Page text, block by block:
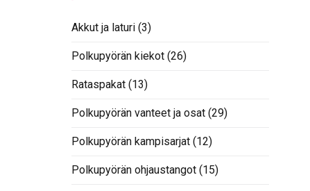
Akkut ja laturi (3)
Polkupyörän kiekot (26)
Rataspakat (13)
Polkupyörän vanteet ja osat (29)
Polkupyörän kampisarjat (12)
Polkupyörän ohjaustangot (15)